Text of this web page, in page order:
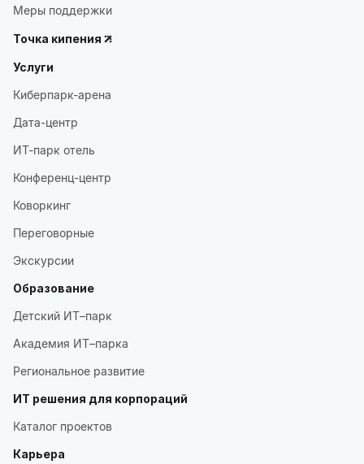
Меры поддержки
Точка кипения
Услуги
Киберпарк-арена
Дата-центр
ИТ-парк отель
Конференц-центр
Коворкинг
Переговорные
Экскурсии
Образование
Детский ИТ–парк
Академия ИТ–парка
Региональное развитие
ИТ решения для корпораций
Каталог проектов
Карьера